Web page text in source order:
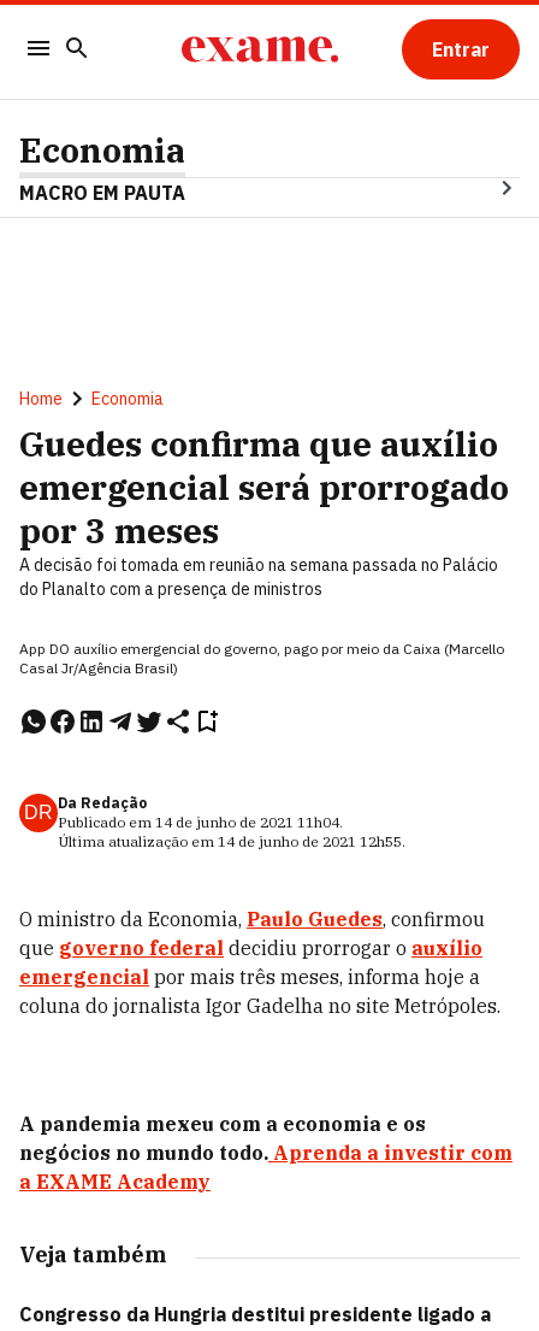
Entrar
Economia
MACRO EM PAUTA
Home Economia
Guedes confirma que auxílio
emergencial será prorrogado
por 3 meses
A decisão foi tomada em reunião na semana passada no Palácio
do Planalto com a presença de ministros
App DO auxílio emergencial do governo, pago por meio da Caixa (Marcello
Casal Jr/Agência Brasil)
DR Da Redação
Publicado em 14 de junho de 2021 11h04.
Última atualização em 14 de junho de 2021 12h55.
O ministro da Economia, Paulo Guedes, confirmou
que governo federal decidiu prorrogar o auxílio
emergencial por mais três meses, informa hoje a
coluna do jornalista Igor Gadelha no site Metrópoles.
A pandemia mexeu com a economia e os
negócios no mundo todo. Aprenda a investir com
a EXAME Academy
Veja também
Congresso da Hungria destitui presidente ligado a